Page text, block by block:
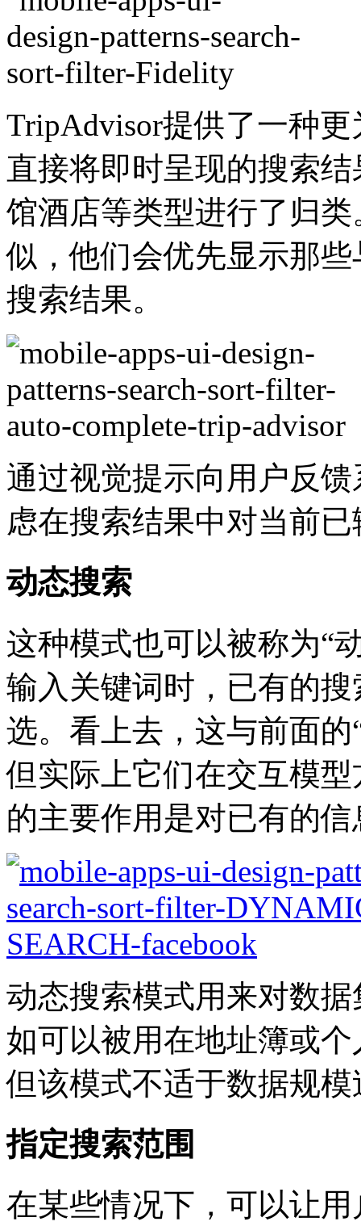
TripAdvisor提供了一种
直接将即时呈现的搜索
馆酒店等类型进行了归
似，他们会优先显示那
搜索结果。
通过视觉提示向用户反
虑在搜索结果中对当前
动态搜索
这种模式也可以被称为“
输入关键词时，已有的
选。看上去，这与前面
但实际上它们在交互模
的主要作用是对已有的
动态搜索模式用来对数
如可以被用在地址簿或
但该模式不适于数据规
指定搜索范围
在某些情况下，可以让